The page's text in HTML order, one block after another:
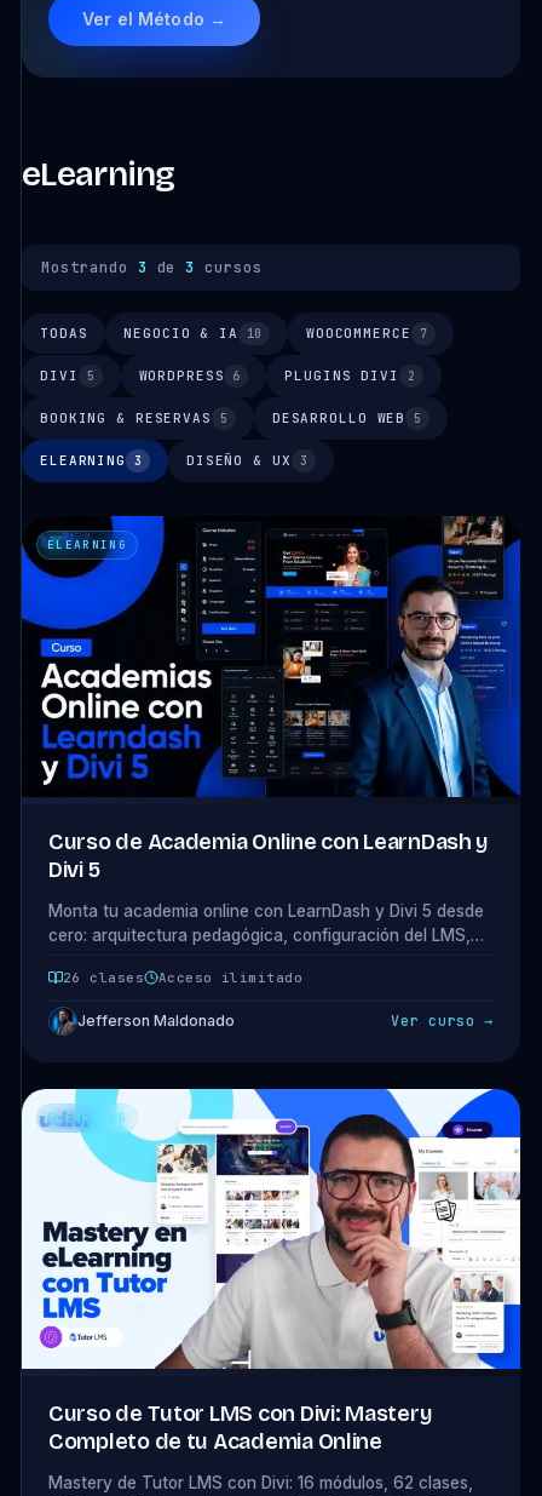
Ver el Método →
eLearning
Mostrando 3 de3 cursos
TODAS NEGOCIO & IA 10 WOOCOMMERCE 7
DIVI 5 WORDPRESS 6 PLUGINS DIVI 2
BOOKING & RESERVAS 5 DESARROLLO WEB 5
ELEARNING 3 DISEÑO & UX 3
ELEARNING
Curso de Academia Online con LearnDash y
Divi 5
Monta tu academia online con LearnDash y Divi 5 desde
cero: arquitectura pedagógica, configuración del LMS,
alumno y 4 modelos de monetización. 5 módulos · 26
clases.
26 clases Acceso ilimitado
Jefferson Maldonado Ver curso →
ELEARNING
Curso de Tutor LMS con Divi: Mastery
Completo de tu Academia Online
Mastery de Tutor LMS con Divi: 16 módulos, 62 clases,